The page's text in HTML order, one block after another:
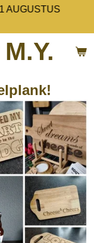
AUGUSTUS